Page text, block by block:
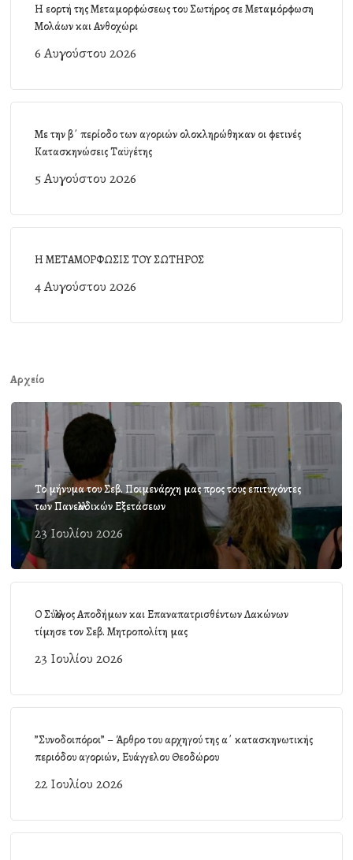
Η εορτή της Μεταμορφώσεως του Σωτήρος σε Μεταμόρφωση
Μολάων και Ανθοχώρι
6 Αυγούστου 2026
Με την β΄ περίοδο των αγοριών ολοκληρώθηκαν οι φετινές
Κατασκηνώσεις Ταϋγέτης
5 Αυγούστου 2026
Η ΜΕΤΑΜΟΡΦΩΣΙΣ ΤΟΥ ΣΩΤΗΡΟΣ
4 Αυγούστου 2026
Αρχείο
Το μήνυμα του Σεβ. Ποιμενάρχη μας προς τους επιτυχόντες
των Πανελλαδικών Εξετάσεων
23 Ιουλίου 2026
Ο Σύλλογος Αποδήμων και Επαναπατρισθέντων Λακώνων
τίμησε τον Σεβ. Μητροπολίτη μας
23 Ιουλίου 2026
”Συνοδοιπόροι” – Άρθρο του αρχηγού της α΄ κατασκηνωτικής
περιόδου αγοριών, Ευάγγελου Θεοδώρου
22 Ιουλίου 2026